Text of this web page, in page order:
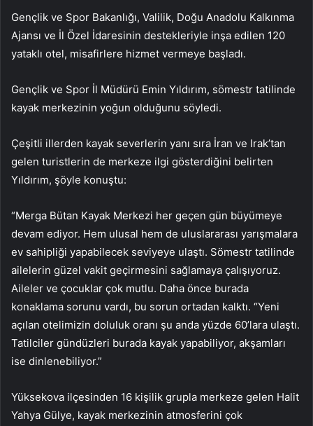
Gençlik ve Spor Bakanlığı, Valilik, Doğu Anadolu Kalkınma
Ajansı ve İl Özel İdaresinin destekleriyle inşa edilen 120
yataklı otel, misafirlere hizmet vermeye başladı.
Gençlik ve Spor İl Müdürü Emin Yıldırım, sömestr tatilinde
kayak merkezinin yoğun olduğunu söyledi.
Çeşitli illerden kayak severlerin yanı sıra İran ve Irak’tan
gelen turistlerin de merkeze ilgi gösterdiğini belirten
Yıldırım, şöyle konuştu:
“Merga Bütan Kayak Merkezi her geçen gün büyümeye
devam ediyor. Hem ulusal hem de uluslararası yarışmalara
ev sahipliği yapabilecek seviyeye ulaştı. Sömestr tatilinde
ailelerin güzel vakit geçirmesini sağlamaya çalışıyoruz.
Aileler ve çocuklar çok mutlu. Daha önce burada
konaklama sorunu vardı, bu sorun ortadan kalktı. “Yeni
açılan otelimizin doluluk oranı şu anda yüzde 60’lara ulaştı.
Tatilciler gündüzleri burada kayak yapabiliyor, akşamları
ise dinlenebiliyor.”
Yüksekova ilçesinden 16 kişilik grupla merkeze gelen Halit
Yahya Gülye, kayak merkezinin atmosferini çok